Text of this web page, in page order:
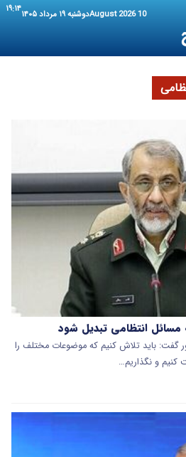
10 August 2026 دوشنبه ۱۹ مرداد ۱۴۰۵ ۱۹:۱۴
مسائل انتظامی تبدیل شود
گفت: باید تلاش کنیم که موضوعات مختلف را
و نگذاریم…